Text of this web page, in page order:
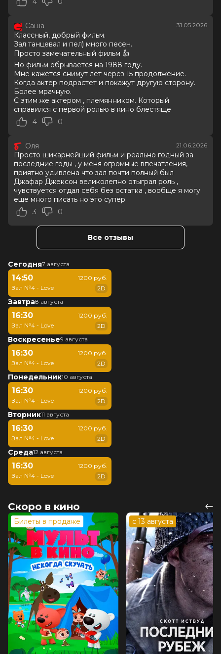
Страна
Слоган
—
Режиссер
Антуан Фукуа
Актеры
Джаафар Джексон, Джулиано
Вальди, Колман Доминго, Ниа Лонг,
Майлз Теллер, Кендрик Сэмпсон, Кэт
Грэм, Лора Хэрриер, Лоренц Тейт,
Дерек Люк
Продюсеры
Джон Бранка, Грэм Кинг, Джон
Сценаристы
Длительность
В прокате
с 23 июня до 12 августа
Меморандум
до 3 июня
Саша 31.05.2026
Классный, добрый фильм.
Зал танцевал и пел) много песен.
Просто замечательный фильм 👍
Но фильм обрывается на 1988 году.
Мне кажется снимут лет через 15 продолжение.
Когда актер подрастет и покажут другую сторону.
Более мрачную.
С этим же актером , племянником. Который
справился с первой ролью в кино блестяще
4
0
Оля 21.06.2026
Просто шикарнейший фильм и реально годный за
последние годы , у меня огромные впечатления,
приятно удивлена что зал почти полный был
Джафар Джексон великолепно отыграл роль ,
чувствуется отдал себя без остатка , вообще я могу
еще много писать но это супер
3
0
Все отзывы
Сегодня7 августа
14:50
Зал №4 - Love
1200 руб.
2D
Завтра8 августа
16:30
Зал №4 - Love
1200 руб.
2D
Воскресенье9 августа
16:30
Зал №4 - Love
1200 руб.
2D
Понедельник10 августа
16:30
Зал №4 - Love
1200 руб.
2D
Вторник11 августа
16:30
Зал №4 - Love
1200 руб.
2D
Среда12 августа
16:30
Зал №4 - Love
1200 руб.
2D
Скоро в кино
Билеты в продаже с 13 августа